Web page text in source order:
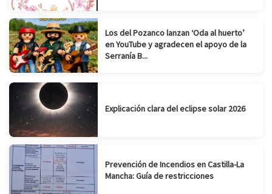
Los del Pozanco lanzan ‘Oda al huerto’
en YouTube y agradecen el apoyo de la
Serranía B...
Explicación clara del eclipse solar 2026
Prevención de Incendios en Castilla-La
Mancha: Guía de restricciones